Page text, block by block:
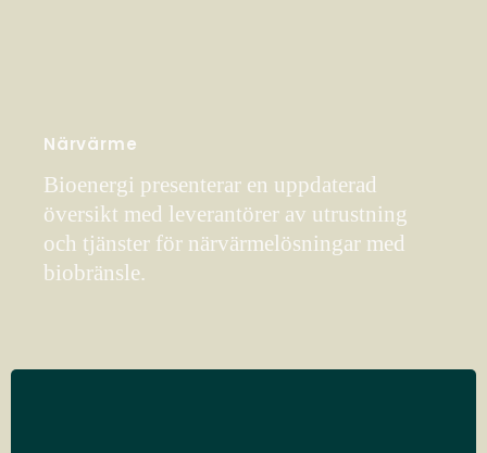
Närvärme
Bioenergi presenterar en uppdaterad
översikt med leverantörer av utrustning
och tjänster för närvärmelösningar med
biobränsle.